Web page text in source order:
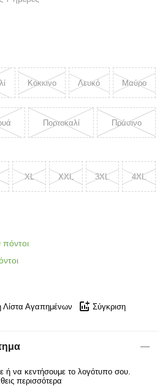
Κόκκινο Λευκό Μαύρο
Πορτοκαλί Πράσινο
XL XXL 3XL 4XL
Λίστα Αγαπημένων Σύγκριση
να κεντήσουμε το λογότυπο σου.
περισσότερα